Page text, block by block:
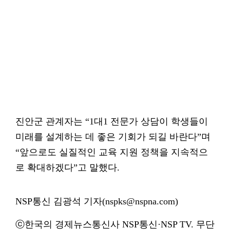
진안군 관계자는 “1대1 전문가 상담이 학생들이
미래를 설계하는 데 좋은 기회가 되길 바란다”며
“앞으로도 실질적인 교육 지원 정책을 지속적으
로 확대하겠다”고 말했다.
NSP통신 김광석 기자(nspks@nspna.com)
ⓒ한국의 경제뉴스통신사 NSP통신·NSP TV. 무단